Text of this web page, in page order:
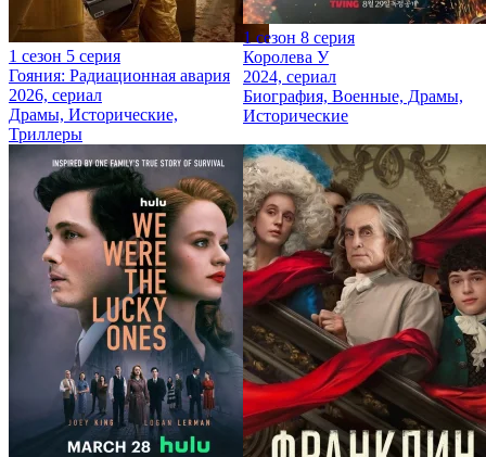
1 сезон 5 серия
Гояния: Радиационная авария
2026, сериал
Драмы, Исторические,
Триллеры
1 сезон 8 серия
Королева У
2024, сериал
Биография, Военные, Драмы,
Исторические